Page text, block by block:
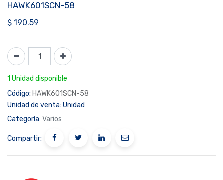
HAWK601SCN-58
$ 190.59
1 Unidad disponible
Código: HAWK601SCN-58
Unidad de venta: Unidad
Categoría: Varios
Compartir: